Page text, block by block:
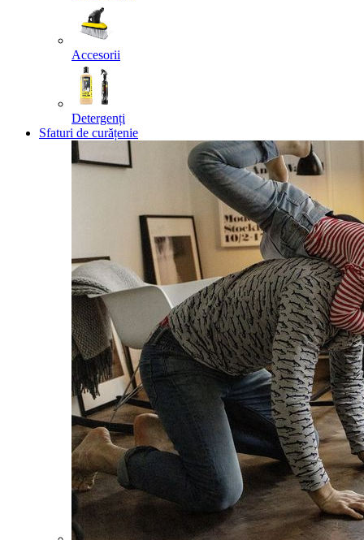
Accesorii
Detergenți
Sfaturi de curățenie